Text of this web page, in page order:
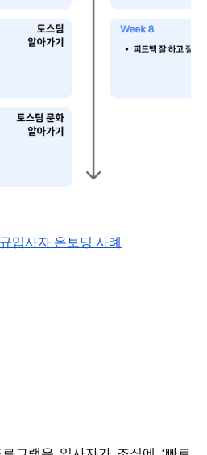
입사자 온보딩 사례